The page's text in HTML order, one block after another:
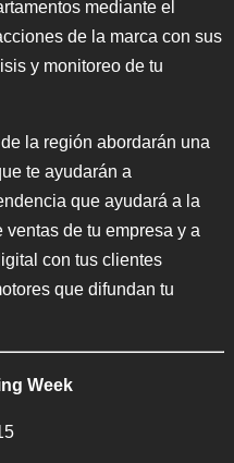
mediante el
de la marca con sus
y monitoreo de tu
la región abordarán una
te ayudarán a
que ayudará a la
de tu empresa y a
con tus clientes
que difundan tu
Week